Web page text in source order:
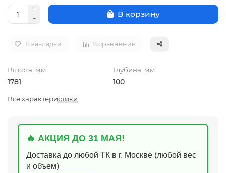
В корзину
В закладки В сравнение
Высота, мм
1781
Глубина, мм
100
Все характеристики
🔥 АКЦИЯ ДО 31 МАЯ!
Доставка до любой ТК в г. Москве (любой вес
и объем)